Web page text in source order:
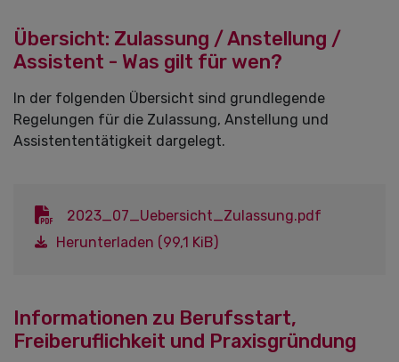
Übersicht: Zulassung / Anstellung /
Assistent - Was gilt für wen?
In der folgenden Übersicht sind grundlegende
Regelungen für die Zulassung, Anstellung und
Assistententätigkeit dargelegt.
2023_07_Uebersicht_Zulassung.pdf
Herunterladen (99,1 KiB)
Informationen zu Berufsstart,
Freiberuflichkeit und Praxisgründung